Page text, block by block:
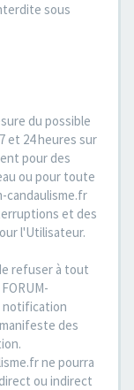
sous
du possible
et 24 heures sur
pour des
ou pour toute
candaulisme.fr
et des
l'Utilisateur.
refuser à tout
notification
des
ne pourra
ou indirect